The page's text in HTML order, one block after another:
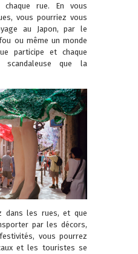
rue. En vous
vous pourriez vous
au Japon, par le
ou même un monde
participe et chaque
que la
dans les rues, et que
par les décors,
vous pourrez
et les touristes se